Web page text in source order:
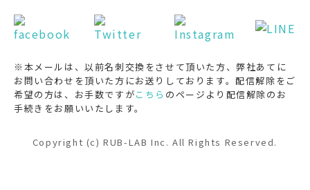
※本メールは、以前名刺交換をさせて頂いた方、弊社あてに
お問い合わせを頂いた方にお送りしております。配信解除をご
希望の方は、お手数ですがこちら のページより配信解除のお
手続きをお願いいたします。
Copyright (c) RUB-LAB Inc. All Rights Reserved.